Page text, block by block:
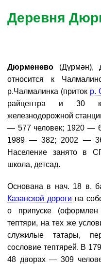
Деревня
Дюрменево (Дүрмән),
относится к
р.Чалмалинка (приток р.
райцентра и 30
железнодорожной
— 577 человек; 1920 —
1989 — 382; 2002 —
Население занято в
школа, детсад.
Основана в нач. 18 в.
Казанской дороги на
о припуске
тептяри, на тех же
служилые татары,
сословие тептярей. В
48 дворах — 309